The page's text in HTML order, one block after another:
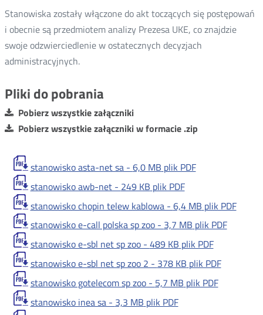
Stanowiska zostały włączone do akt toczących się postępowań
i obecnie są przedmiotem analizy Prezesa UKE, co znajdzie
swoje odzwierciedlenie w ostatecznych decyzjach
administracyjnych.
Pliki do pobrania
Pobierz wszystkie załączniki
Pobierz wszystkie załączniki w formacie .zip
stanowisko asta-net sa - 6,0 MB plik PDF
stanowisko awb-net - 249 KB plik PDF
stanowisko chopin telew kablowa - 6,4 MB plik PDF
stanowisko e-call polska sp zoo - 3,7 MB plik PDF
stanowisko e-sbl net sp zoo - 489 KB plik PDF
stanowisko e-sbl net sp zoo 2 - 378 KB plik PDF
stanowisko gotelecom sp zoo - 5,7 MB plik PDF
stanowisko inea sa - 3,3 MB plik PDF